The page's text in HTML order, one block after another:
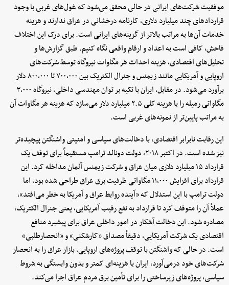
موفقیت شرکت‌های ایرانی در حالی محقق می‌شود که غول‌های غربی با وجود
قراردادهای چند میلیارد دلاری، کارنامه درخشانی در عراق ندارند و هزینه
خدمات آن‌ها به مراتب بالاتر از گزینه‌های ایرانی است. برای درک این اختلاف
فاحش، کافی است به اعداد و ارقام واقعی نگاه کنیم. طبق گزارش‌ها و
تحلیل‌های اقتصادی، هزینه احداث هر مگاوات نیروگاه توسط شرکت‌های
اروپایی و آمریکایی مانند زیمنس و جنرال الکتریک بین ۷۰۰,۰۰۰ تا ۸۰۰,۰۰۰ دلار
برآورد می‌شود. در مقابل، ایران با تکیه بر توان مهندسی داخلی، نیروگاه ۳,۰۰۰
مگاواتی رمیله را با هزینه کلی ۲.۵ میلیارد دلار می‌سازد که هزینه هر مگاوات آن
به مراتب پایین‌تر از نمونه‌های غربی است.
این رقابت نابرابر اقتصادی، با دخالت‌های سیاسی و امنیتی واشنگتن پیچیده‌تر
نیز شده است. در اکتبر ۲۰۱۸، دولت دونالد ترامپ مستقیماً برای توقف یک
قرارداد ۱۵ میلیارد دلاری میان عراق و شرکت زیمنس آلمان مداخله کرد. این
قرارداد برای افزایش ۱۱,۰۰۰ مگاواتی ظرفیت برق عراق طراحی شده بود، اما
دولت ترامپ با این استدلال که «آینده روابط عراق و آمریکا به خطر می‌افتد»،
عملاً آن را متوقف کرد تا قرارداد به نفع رقیب آمریکایی، یعنی جنرال الکتریک،
مصادره شود. این دخالت آشکار در امور داخلی عراق برای پیشبرد منافع
اقتصادی یک شرکت آمریکایی، دقیقاً مصداق «کارشکنی» و «انحصارطلبی»
است. در حالی که واشنگتن با توقف پروژه‌های اروپایی، بازار عراق را به انحصار
شرکت‌های خود درمی‌آورد، ایران با هزینه‌ای کمتر و بدون وابستگی به شروط
سیاسی، پروژه‌های زیرساختی را برای تأمین برق مردم عراق اجرا می‌کند.